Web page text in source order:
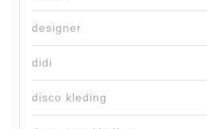
designer
didi
disco kleding